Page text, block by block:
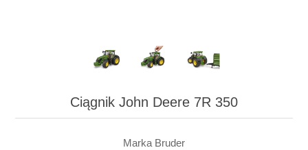
Ciągnik John Deere 7R 350
Marka Bruder